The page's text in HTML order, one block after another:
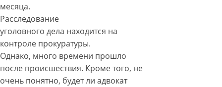
месяца.
Расследование
уголовного дела находится на
контроле прокуратуры.
Однако, много времени прошло
после происшествия. Кроме того, не
очень понятно, будет ли адвокат